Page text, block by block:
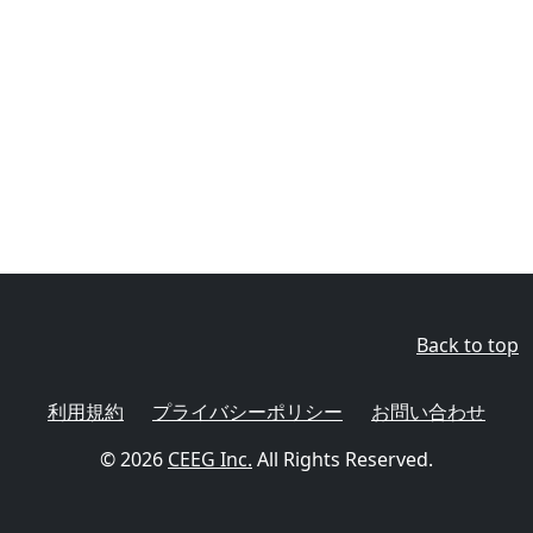
Back to top
利用規約 プライバシーポリシー
お問い合わせ
© 2026 CEEG Inc. All Rights Reserved.